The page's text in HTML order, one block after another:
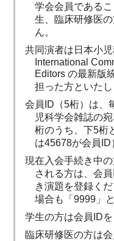
学会会員である
生、臨床研修医
ん。
共同演者は日本小
International
Editors の最新版
担った方といたし
会員ID（5桁）は、
児科学会雑誌の
桁のうち、下5桁
は45678が会員ID
現在入会手続き中
される方は、会
き演題を登録く
場合も「9999」
学生の方は会員ID
臨床研修医の方は